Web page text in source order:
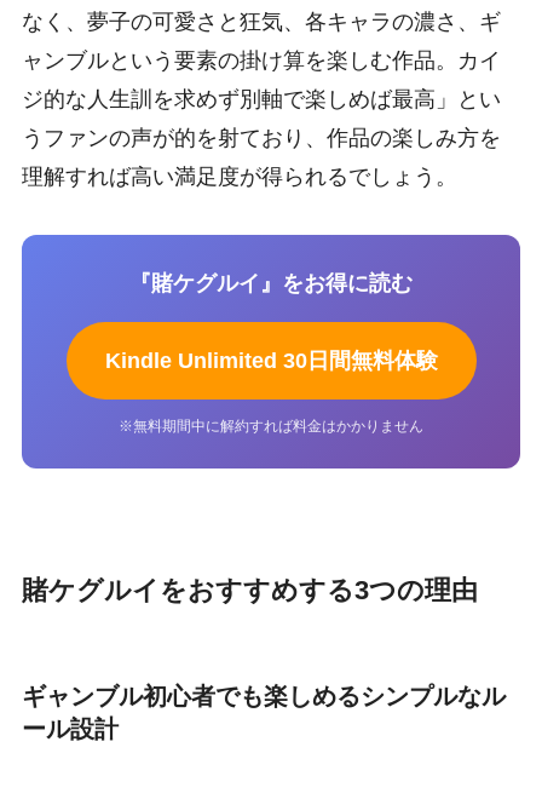
なく、夢子の可愛さと狂気、各キャラの濃さ、ギ
ャンブルという要素の掛け算を楽しむ作品。カイ
ジ的な人生訓を求めず別軸で楽しめば最高」とい
うファンの声が的を射ており、作品の楽しみ方を
理解すれば高い満足度が得られるでしょう。
『賭ケグルイ』をお得に読む
Kindle Unlimited 30日間無料体験
※無料期間中に解約すれば料金はかかりません
賭ケグルイをおすすめする3つの理由
ギャンブル初心者でも楽しめるシンプルなル
ール設計